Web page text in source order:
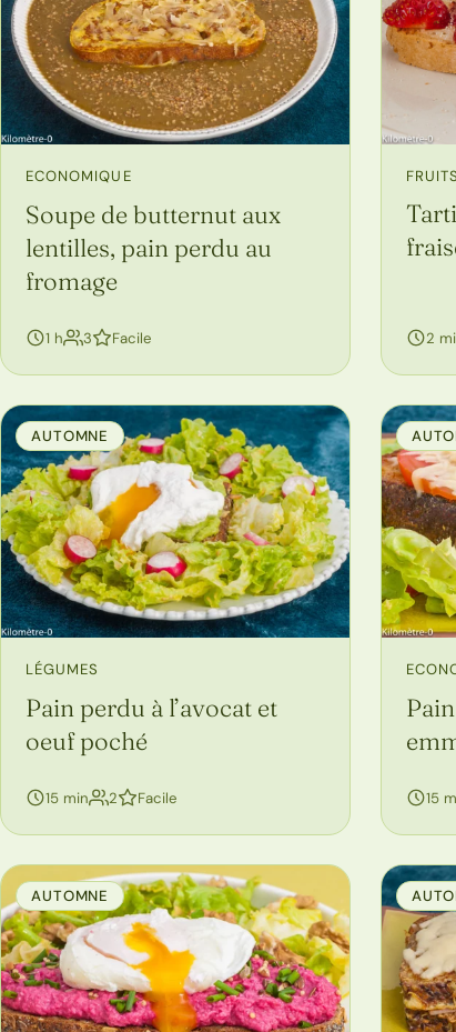
ECONOMIQUE
Soupe de butternut aux
lentilles, pain perdu au
fromage
1 h 3personnes
Facile
FRUITS
2
AUTOMNE
LÉGUMES
Pain perdu à l’avocat et
oeuf poché
15 min 2personnes
Facile 15
AUTOMNE